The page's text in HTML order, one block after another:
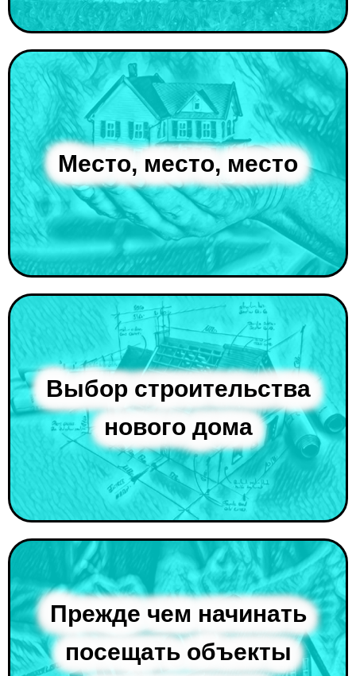
Место, место, место
Выбор строительства
нового дома
Прежде чем начинать
посещать объекты